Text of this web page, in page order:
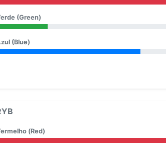
(Green)
(Blue)
(Red)